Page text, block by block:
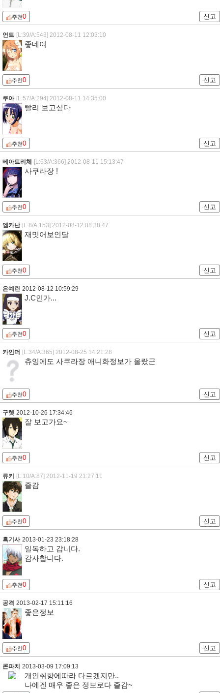
추천0 신고
언트 [L:39/A:543] 2012-08-11 12:03:10
좋네여
추천0 신고
쿠아 [L:57/A:294] 2012-08-11 14:35:00
빨리 보고싶다
추천0 신고
베아트리체 [L:63/A:366] 2012-08-11 15:13:47
사쿠라장 !
추천0 신고
엘카난 [L:8/A:153] 2012-08-12 08:38:47
재밋어보인닼
추천0 신고
은예린 2012-08-12 10:59:29
J.C인가...
추천0 신고
카인더 [L:34/A:365] 2012-08-25 14:21:28
츄잉에도 사쿠라장 애니화정보가 올랐군
추천0 신고
구헷 2012-10-26 17:34:46
잘 보고가요~
추천0 신고
류키 [L:10/A:87] 2012-11-19 21:27:11
즐감
추천0 신고
흑기사 2013-01-23 23:18:28
일독하고 갑니다.
감사합니다.
추천0 신고
공격 2013-02-17 15:11:16
좋은정보
추천0 신고
콘파치 2013-03-09 17:09:13
개인취향에따라 다르겠지만..
나에겐 매우 좋은 정보로다 즐감~